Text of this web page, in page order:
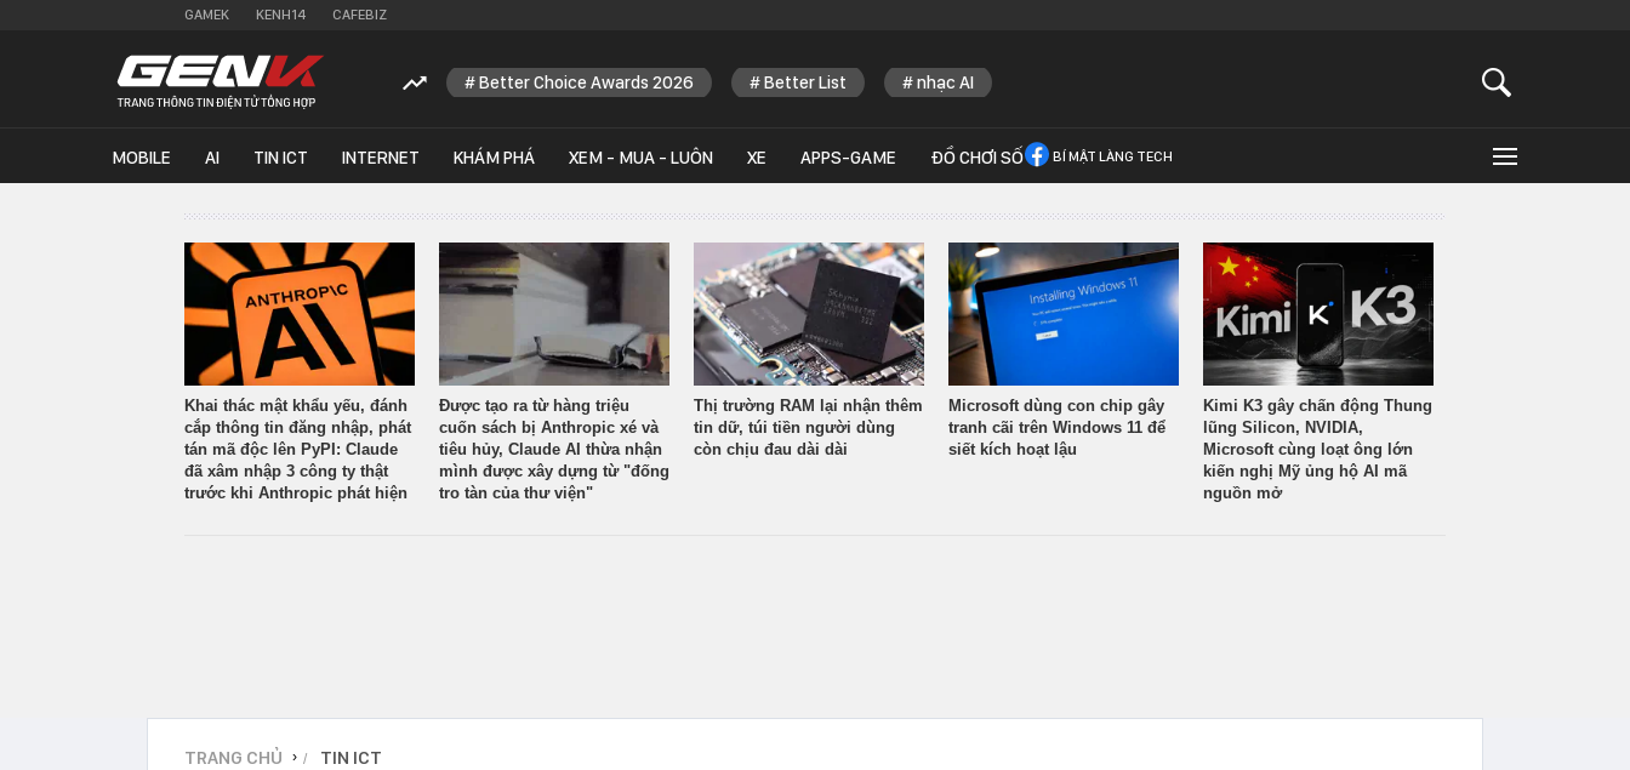
GAMEK KENH14 CAFEBIZ
Better Choice Awards 2026 Better List nhạc AI
MOBILE AI TIN ICT INTERNET KHÁM PHÁ XEM - MUA - LUÔN XE APPS-GAME ĐỒ CHƠI SỐ BÍ MẬT LÀNG TECH
Khai thác mật khẩu yếu, đánh
cắp thông tin đăng nhập, phát
tán mã độc lên PyPI: Claude
đã xâm nhập 3 công ty thật
trước khi Anthropic phát hiện
Được tạo ra từ hàng triệu
cuốn sách bị Anthropic xé và
tiêu hủy, Claude AI thừa nhận
mình được xây dựng từ "đống
tro tàn của thư viện"
Thị trường RAM lại nhận thêm
tin dữ, túi tiền người dùng
còn chịu đau dài dài
Microsoft dùng con chip gây
tranh cãi trên Windows 11 để
siết kích hoạt lậu
Kimi K3 gây chấn động Thung
lũng Silicon, NVIDIA,
Microsoft cùng loạt ông lớn
kiến nghị Mỹ ủng hộ AI mã
nguồn mở
TRANG CHỦ › TIN ICT